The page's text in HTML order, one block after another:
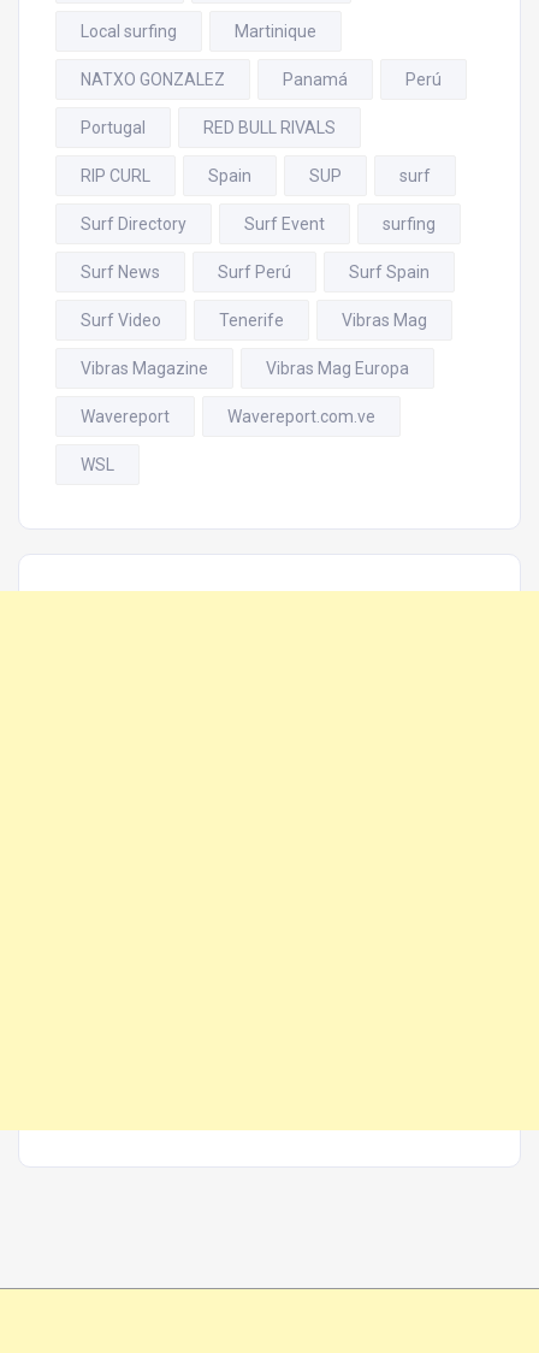
Local surfing Martinique
NATXO GONZALEZ Panamá Perú
Portugal RED BULL RIVALS
RIP CURL Spain SUP surf
Surf Directory Surf Event surfing
Surf News Surf Perú Surf Spain
Surf Video Tenerife Vibras Mag
Vibras Magazine Vibras Mag Europa
Wavereport Wavereport.com.ve
WSL